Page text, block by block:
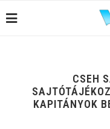
CSEH
KAPITÁNYOK